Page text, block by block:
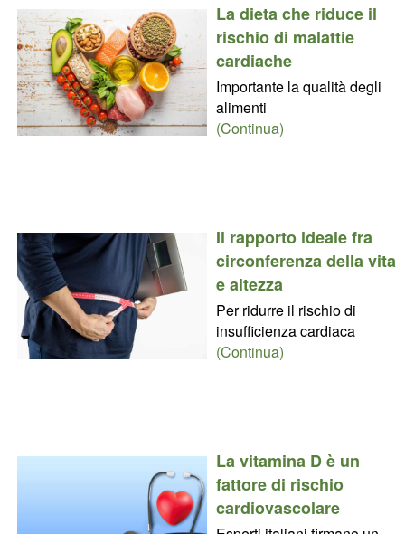
La dieta che riduce il
rischio di malattie
cardiache
Importante la qualità degli
alimenti
(Continua)
Il rapporto ideale fra
circonferenza della vita
e altezza
Per ridurre il rischio di
insufficienza cardiaca
(Continua)
La vitamina D è un
fattore di rischio
cardiovascolare